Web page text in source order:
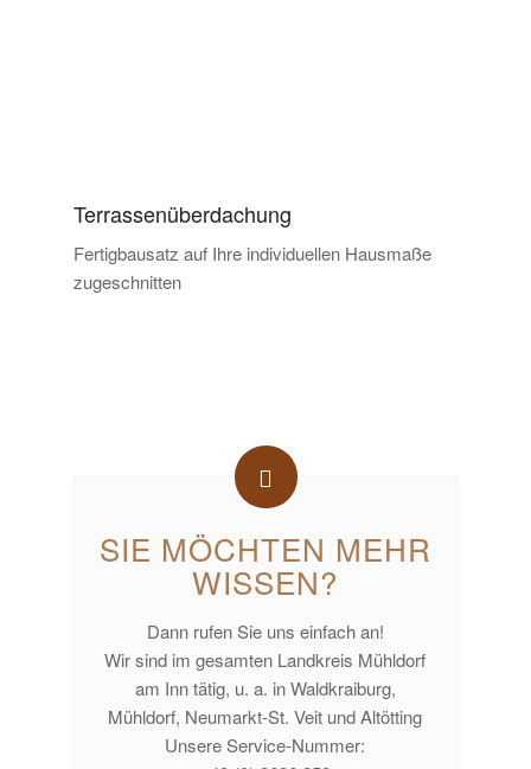
Terrassenüberdachung
Fertigbausatz auf Ihre individuellen Hausmaße
zugeschnitten
SIE MÖCHTEN MEHR
WISSEN?
Dann rufen Sie uns einfach an!
Wir sind im gesamten Landkreis Mühldorf
am Inn tätig, u. a. in Waldkraiburg,
Mühldorf, Neumarkt-St. Veit und Altötting
Unsere Service-Nummer: